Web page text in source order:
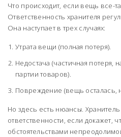
Что происходит, если вещь все-
Ответственность хранителя
Она наступает в трех случаях:
Утрата вещи (полная потеря).
Недостача (частичная потеря,
партии товаров).
Повреждение (вещь осталась,
Но здесь есть нюансы.
ответственности, если докажет,
обстоятельствами